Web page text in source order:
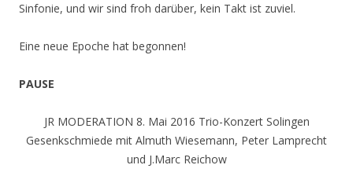
Sinfonie, und wir sind froh darüber, kein Takt ist zuviel.
Eine neue Epoche hat begonnen!
PAUSE
JR MODERATION 8. Mai 2016 Trio-Konzert Solingen
Gesenkschmiede mit Almuth Wiesemann, Peter Lamprecht
und J.Marc Reichow